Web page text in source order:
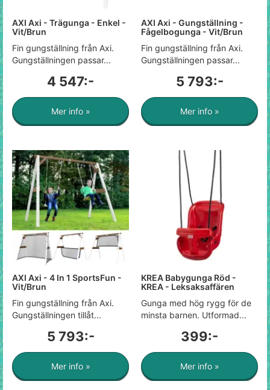
AXI Axi - Trägunga - Enkel -
Vit/Brun
Fin gungställning från Axi.
Gungställningen passar...
4 547:-
Mer info »
AXI Axi - Gungställning -
Fågelbogunga - Vit/Brun
Fin gungställning från Axi.
Gungställningen passar...
5 793:-
Mer info »
AXI Axi - 4 In 1 SportsFun -
Vit/Brun
Fin gungställning från Axi.
Gungställningen tillåt...
5 793:-
Mer info »
KREA Babygunga Röd -
KREA - Leksaksaffären
Gunga med hög rygg för de
minsta barnen. Utformad...
399:-
Mer info »